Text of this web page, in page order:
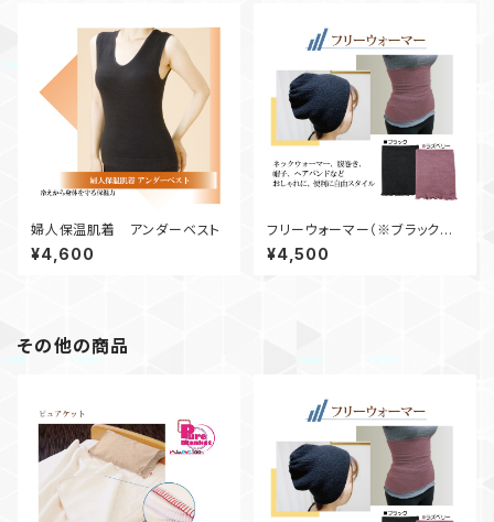
婦人保温肌着 アンダーベスト
¥4,600
フリーウォーマー（※ブラックの
み）
¥4,500
その他の商品